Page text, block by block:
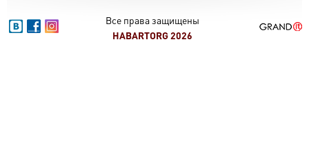
Все права защищены
HABARTORG 2026